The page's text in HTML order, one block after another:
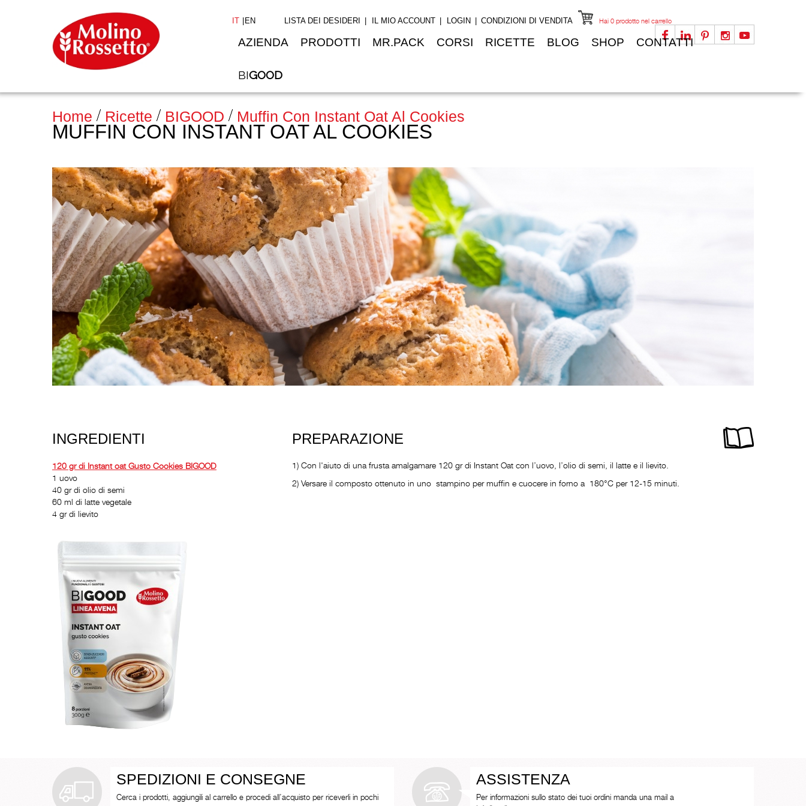
IT EN LISTA DEI DESIDERI IL MIO ACCOUNT LOGIN CONDIZIONI DI VENDITA Hai 0 prodotto nel carrello
AZIENDA PRODOTTI MR.PACK CORSI RICETTE BLOG SHOP CONTATTI
BIGOOD
Home Ricette BIGOOD Muffin Con Instant Oat Al Cookies
MUFFIN CON INSTANT OAT AL COOKIES
INGREDIENTI
120 gr di Instant oat Gusto Cookies BIGOOD
1 uovo
40 gr di olio di semi
60 ml di latte vegetale
4 gr di lievito
PREPARAZIONE
1) Con l'aiuto di una frusta amalgamare 120 gr di Instant Oat con l’uovo, l’olio di semi, il latte e il lievito.
2) Versare il composto ottenuto in uno stampino per muffin e cuocere in forno a 180°C per 12-15 minuti.
SPEDIZIONI E CONSEGNE
Cerca i prodotti, aggiungili al carrello e procedi all’acquisto per riceverli in pochi
ASSISTENZA
Per informazioni sullo stato dei tuoi ordini manda una mail a